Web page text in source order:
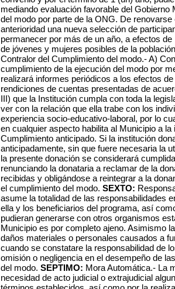
mediando evaluación favorable del
del modo por parte de la ONG. De
anterioridad una nueva selección de
permanecer por más de un año, a efectos
de jóvenes y mujeres posibles de la
Contralor del Cumplimiento del modo.- A)
cumplimiento de la ejecución del modo por
realizará informes periódicos a los efectos
rendiciones de cuentas presentadas de
III) que la Institución cumpla con toda la
ver con la relación que ella trabe con los
experiencia socio-educativo-laboral, por lo
en cualquier aspecto habilita al Municipio a
Cumplimiento anticipado. Si la institución
anticipadamente, sin que fuere necesaria la
la presente donación se considerará
renunciando la donataria a reclamar de la
recibidas y obligándose a reintegrar a la
el cumplimiento del modo. SEXTO:
asume la totalidad de las responsabilidades
ella y los beneficiarios del programa, así
pudieran generarse con otros organismos
Municipio es por completo ajeno. Asimismo
daños materiales o personales causados a
cuando se constatare la responsabilidad de
omisión o negligencia en el desempeño de
del modo. SEPTIMO: Mora Automática.- La
necesidad de acto judicial o extrajudicial